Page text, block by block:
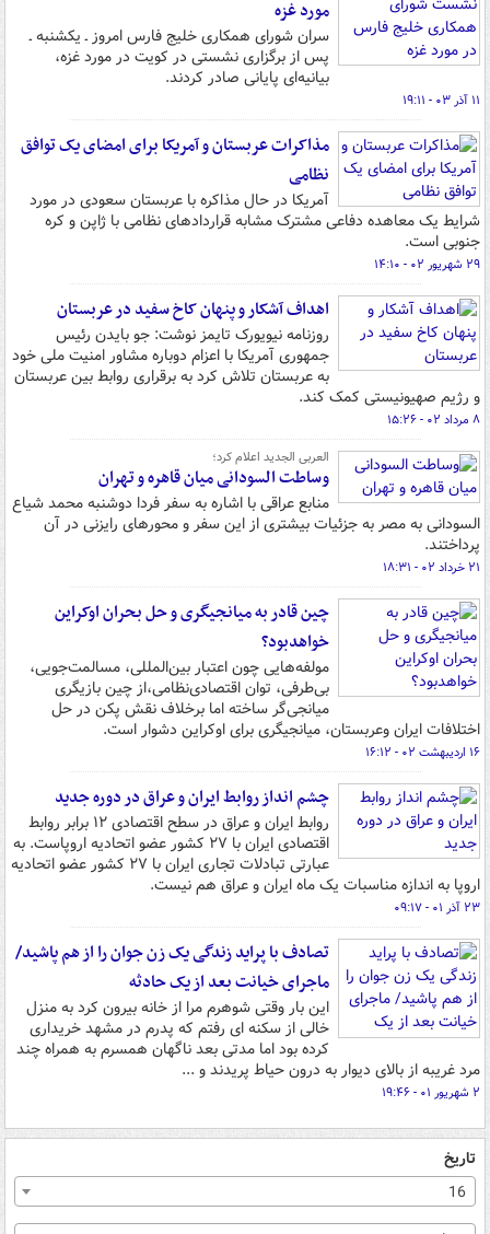
مورد غزه
سران شورای همکاری خلیج فارس امروز ـ یکشنبه ـ
پس از برگزاری نشستی در کویت در مورد غزه،
بیانیه‌ای پایانی صادر کردند.
۱۱ آذر ۰۳ - ۱۹:۱۱
مذاکرات عربستان و آمریکا برای امضای یک توافق
نظامی
آمریکا در حال مذاکره با عربستان سعودی در مورد
شرایط یک معاهده دفاعی مشترک مشابه قراردادهای نظامی با ژاپن و کره
جنوبی است.
۲۹ شهریور ۰۲ - ۱۴:۱۰
اهداف آشکار و پنهان کاخ سفید در عربستان
روزنامه نیویورک تایمز نوشت: جو بایدن رئیس
جمهوری آمریکا با اعزام دوباره مشاور امنیت ملی خود
به عربستان تلاش کرد به برقراری روابط بین عربستان
و رژیم صهیونیستی کمک کند.
۸ مرداد ۰۲ - ۱۵:۲۶
العربی الجدید اعلام کرد؛
وساطت السودانی میان قاهره و تهران
منابع عراقی با اشاره به سفر فردا دوشنبه محمد شیاع
السودانی به مصر به جزئیات بیشتری از این سفر و محورهای رایزنی در آن
پرداختند.
۲۱ خرداد ۰۲ - ۱۸:۳۱
چین قادر به میانجیگری و حل بحران اوکراین
خواهدبود؟
مولفه‌هایی چون اعتبار بین‌المللی، مسالمت‌جویی،
بی‌طرفی، توان اقتصادی‌نظامی،از چین بازیگری
میانجی‌گر ساخته‌ اما برخلاف نقش پکن در حل
اختلافات ایران وعربستان، میانجیگری برای اوکراین دشوار است.
۱۶ اردیبهشت ۰۲ - ۱۶:۱۲
چشم انداز روابط ایران و عراق در دوره جدید
روابط ایران و عراق در سطح اقتصادی ۱۲ برابر روابط
اقتصادی ایران با ۲۷ کشور عضو اتحادیه اروپاست. به
عبارتی تبادلات تجاری ایران با ۲۷ کشور عضو اتحادیه
اروپا به اندازه مناسبات یک ماه ایران و عراق هم نیست.
۲۳ آذر ۰۱ - ۰۹:۱۷
تصادف با پراید زندگی یک زن جوان را از هم پاشید/
ماجرای خیانت بعد از یک حادثه
این بار وقتی شوهرم مرا از خانه بیرون کرد به منزل
خالی از سکنه ای رفتم که پدرم در مشهد خریداری
کرده بود اما مدتی بعد ناگهان همسرم به همراه چند
مرد غریبه از بالای دیوار به درون حیاط پریدند و ...
۲ شهریور ۰۱ - ۱۹:۴۶
تاریخ
16